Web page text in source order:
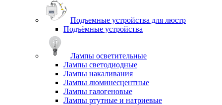
Подъемные устройства для люстр
Подъёмные устройства
Лампы осветительные
Лампы светодиодные
Лампы накаливания
Лампы люминесцентные
Лампы галогеновые
Лампы ртутные и натриевые